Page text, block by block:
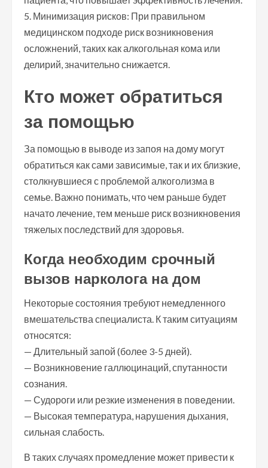
5. Минимизация рисков: При правильном
медицинском подходе риск возникновения
осложнений, таких как алкогольная кома или
делирий, значительно снижается.
Кто может обратиться
за помощью
За помощью в выводе из запоя на дому могут
обратиться как сами зависимые, так и их близкие,
столкнувшиеся с проблемой алкоголизма в
семье. Важно понимать, что чем раньше будет
начато лечение, тем меньше риск возникновения
тяжелых последствий для здоровья.
Когда необходим срочный
вызов нарколога на дом
Некоторые состояния требуют немедленного
вмешательства специалиста. К таким ситуациям
относятся:
— Длительный запой (более 3-5 дней).
— Возникновение галлюцинаций, спутанности
сознания.
— Судороги или резкие изменения в поведении.
— Высокая температура, нарушения дыхания,
сильная слабость.
В таких случаях промедление может привести к